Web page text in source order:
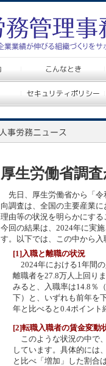
厚生労働省調
先日、厚生労働省から「
向調査は、全国の主要産業
理由等の状況を明らかにす
今回の結果は、2024年に実
す。以下では、この中から
[1]入職と離職の状況
2024年における1年間
離職者を27.8万人上回り
みると、入職率は14.8％
下）と、いずれも前年を
年と比べると0.4ポイント
[2]転職入職者の賃金変動
このような状況の中で
しています。具体的には
と比べ「増加」した割合